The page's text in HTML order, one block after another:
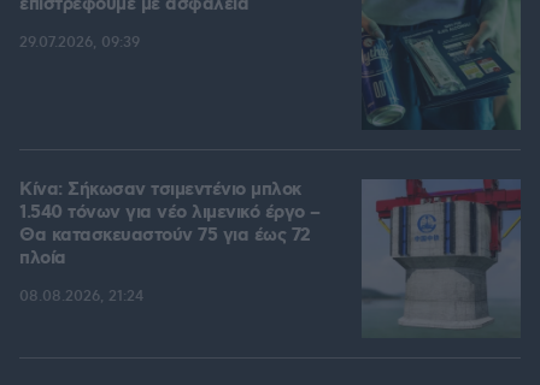
επιστρέφουμε με ασφάλεια
29.07.2026, 09:39
Κίνα: Σήκωσαν τσιμεντένιο μπλοκ
1.540 τόνων για νέο λιμενικό έργο –
Θα κατασκευαστούν 75 για έως 72
πλοία
08.08.2026, 21:24